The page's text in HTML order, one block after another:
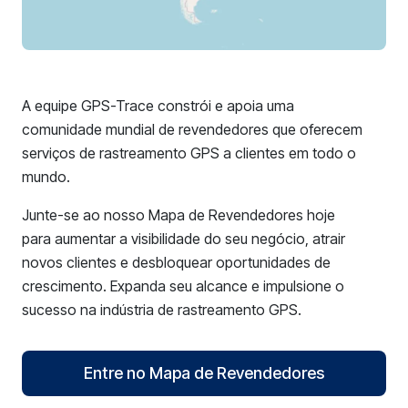
A equipe GPS-Trace constrói e apoia uma
comunidade mundial de revendedores que oferecem
serviços de rastreamento GPS a clientes em todo o
mundo.
Junte-se ao nosso Mapa de Revendedores hoje
para aumentar a visibilidade do seu negócio, atrair
novos clientes e desbloquear oportunidades de
crescimento. Expanda seu alcance e impulsione o
sucesso na indústria de rastreamento GPS.
Entre no Mapa de Revendedores